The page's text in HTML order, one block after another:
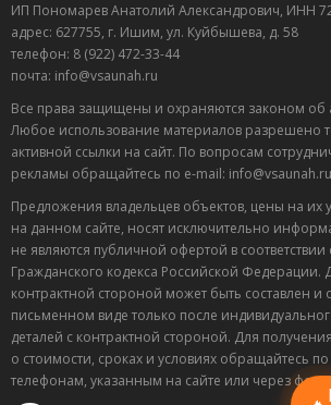
ИП Пономарев Анатолий Александрович, ИНН
адрес: 627755, г. Ишим, ул. Куйбышева, д. 58
телефон: 8 (922) 472-33-44
почта: info@vsaunah.ru
Все права защищены и охраняются законом об
Любое использование материалов разрешено
активной ссылки на сайт. По вопросам
рекламы обращайтесь по e-mail: info@vsaunah.ru
Предложения владельцев объектов, цены на их
на данном сайте, носят исключительно
не являются публичной офертой в соответствии
Гражданского кодекса Российской Федерации.
контрактной стороной может быть составлен
письменном виде только после
деталей с контрактной стороной. Для
о стоимости, сроках и условиях обращайтесь
телефонам, указанным на сайте или через
Лучшие
саун
пришлём